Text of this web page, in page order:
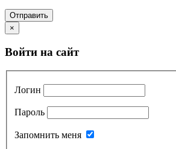
Отправить
×
Войти на сайт
Логин
Пароль
Запомнить меня